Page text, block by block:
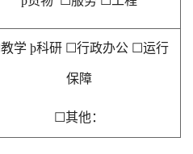
教学 þ科研 ☐行政办公 ☐运行
保障
☐其他：